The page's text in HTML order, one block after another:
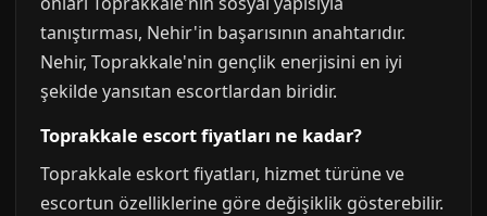
tanıştırması, Nehir'in başarısının anahtarıdır.
Nehir, Toprakkale'nin gençlik enerjisini en iyi
şekilde yansıtan escortlardan biridir.
Toprakkale escort fiyatları ne kadar?
Toprakkale eskort fiyatları, hizmet türüne ve
escortun özelliklerine göre değişiklik gösterebilir.